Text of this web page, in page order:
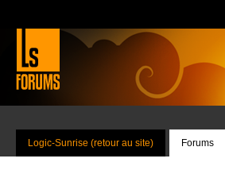
Logic-Sunrise (retour au site) Forums